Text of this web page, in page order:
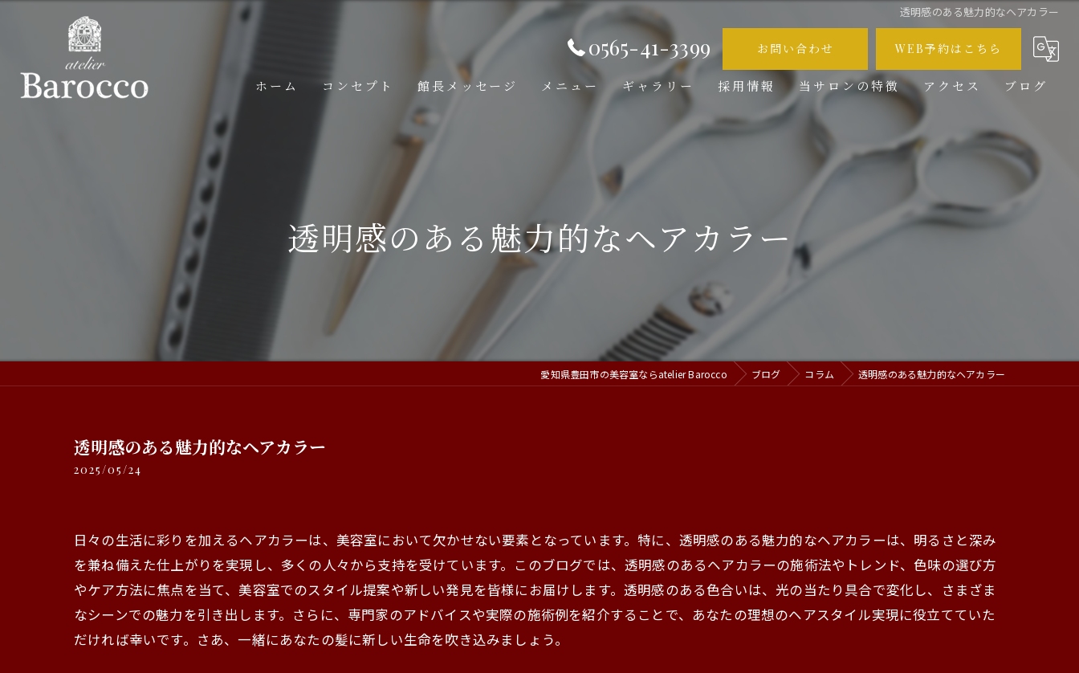
透明感のある魅力的なヘアカラー
0565-41-3399 お問い合わせ WEB予約はこちら
ホーム コンセプト 館長メッセージ メニュー ギャラリー 採用情報 当サロンの特徴
メンズ
カット
ブリーチ
アクセス ブログ
コラム
透明感のある魅力的なヘアカラー
愛知県豊田市の美容室ならatelier Barocco ブログ コラム 透明感のある魅力的なヘアカラー
透明感のある魅力的なヘアカラー
2025/05/24
日々の生活に彩りを加えるヘアカラーは、美容室において欠かせない要素となっています。特に、透明感のある魅力的なヘアカラーは、明るさと深み
を兼ね備えた仕上がりを実現し、多くの人々から支持を受けています。このブログでは、透明感のあるヘアカラーの施術法やトレンド、色味の選び方
やケア方法に焦点を当て、美容室でのスタイル提案や新しい発見を皆様にお届けします。透明感のある色合いは、光の当たり具合で変化し、さまざま
なシーンでの魅力を引き出します。さらに、専門家のアドバイスや実際の施術例を紹介することで、あなたの理想のヘアスタイル実現に役立てていた
だければ幸いです。さあ、一緒にあなたの髪に新しい生命を吹き込みましょう。